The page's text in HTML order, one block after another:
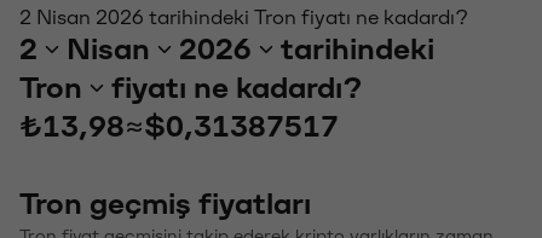
2 Nisan 2026 tarihindeki Tron fiyatı ne kadardı?
2 Nisan 2026
tarihindeki
Tron
fiyatı ne kadardı?
₺13,98≈$0,31387517
Tron geçmiş fiyatları
Tron fiyat geçmişini takip ederek kripto varlıkların zaman